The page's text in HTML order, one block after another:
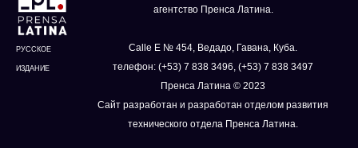
РУССКОЕ
ИЗДАНИЕ
агентство Пренса Латина.
Calle E № 454, Ведадо, Гавана, Куба.
телефон: (+53) 7 838 3496, (+53) 7 838 3497
Пренса Латина © 2023
Сайт разработан и разработан отделом развития
технического отдела Пренса Латина.